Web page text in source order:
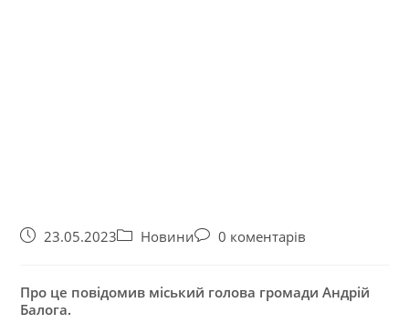
23.05.2023 Новини 0 коментарів
Про це повідомив міський голова громади Андрій
Балога.